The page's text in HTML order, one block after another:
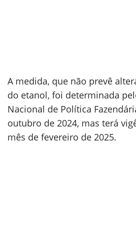
A medida, que não prevê
do etanol, foi determinada
Nacional de Política
outubro de 2024, mas terá
mês de fevereiro de 2025.